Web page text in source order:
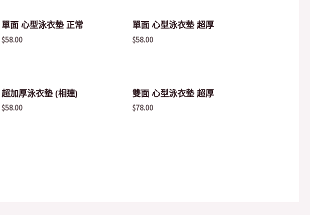
單面 心型泳衣墊 正常
$58.00
單面 心型泳衣墊 超厚
$58.00
超加厚泳衣墊 (相連)
$58.00
雙面 心型泳衣墊 超厚
$78.00